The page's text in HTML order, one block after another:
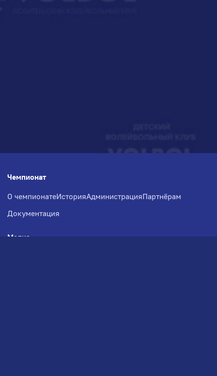
Чемпионат
О чемпионатеИсторияАдминистрацияПартнёрам
Документация
Медиа